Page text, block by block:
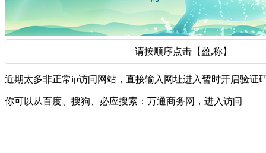
请按顺序点击【盈,称】
近期太多非正常ip访问网站，直接输入网址进入暂时开启验证
你可以从百度、搜狗、必应搜索：万通商务网，进入访问